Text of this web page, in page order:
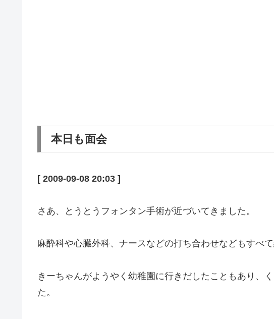
本日も面会
[ 2009-09-08 20:03 ]
さあ、とうとうフォンタン手術が近づいてきました。
麻酔科や心臓外科、ナースなどの打ち合わせなどもすべ
きーちゃんがようやく幼稚園に行きだしたこともあり、
た。